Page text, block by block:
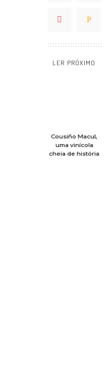
LER PRÓXIMO
Cousiño Macul,
uma vinícola
cheia de história